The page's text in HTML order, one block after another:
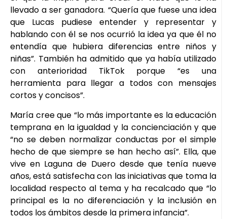
llevado a ser ganadora. “Quería que fuese una idea
que Lucas pudiese entender y representar y
hablando con él se nos ocurrió la idea ya que él no
entendía que hubiera diferencias entre niños y
niñas”. También ha admitido que ya había utilizado
con anterioridad TikTok porque “es una
herramienta para llegar a todos con mensajes
cortos y concisos”.
María cree que “lo más importante es la educación
temprana en la igualdad y la concienciación y que
“no se deben normalizar conductas por el simple
hecho de que siempre se han hecho así”. Ella, que
vive en Laguna de Duero desde que tenía nueve
años, está satisfecha con las iniciativas que toma la
localidad respecto al tema y ha recalcado que “lo
principal es la no diferenciación y la inclusión en
todos los ámbitos desde la primera infancia”.